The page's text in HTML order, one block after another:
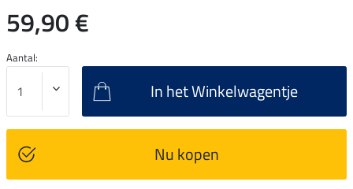
59,90 €
Aantal:
In het Winkelwagentje
Nu kopen